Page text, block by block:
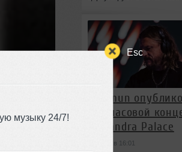
Esc
музыку 24/7!
Solomun
трёхчасовой
Alexandra Palace
сегодня в 16:01